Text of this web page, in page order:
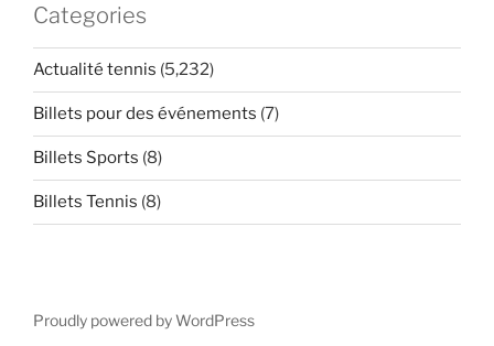
Categories
Actualité tennis (5,232)
Billets pour des événements (7)
Billets Sports (8)
Billets Tennis (8)
Proudly powered by WordPress